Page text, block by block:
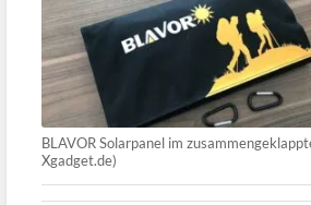
BLAVOR Solarpanel im
Xgadget.de)